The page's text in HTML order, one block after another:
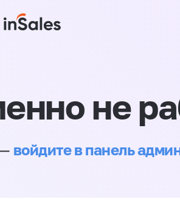
не
войдите в панель